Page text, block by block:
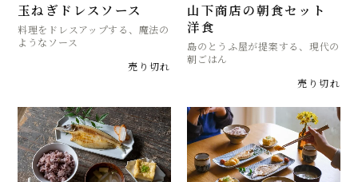
玉ねぎドレスソース
料理をドレスアップする、魔法の
ようなソース
売り切れ
山下商店の朝食セット
洋食
島のとうふ屋が提案する、現代の
朝ごはん
売り切れ